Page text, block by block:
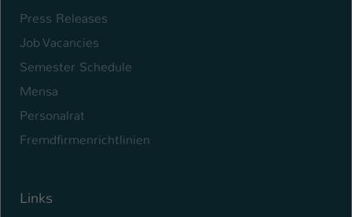
Press Releases
Job Vacancies
Semester Schedule
Mensa
Personalrat
Fremdfirmenrichtlinien
Links